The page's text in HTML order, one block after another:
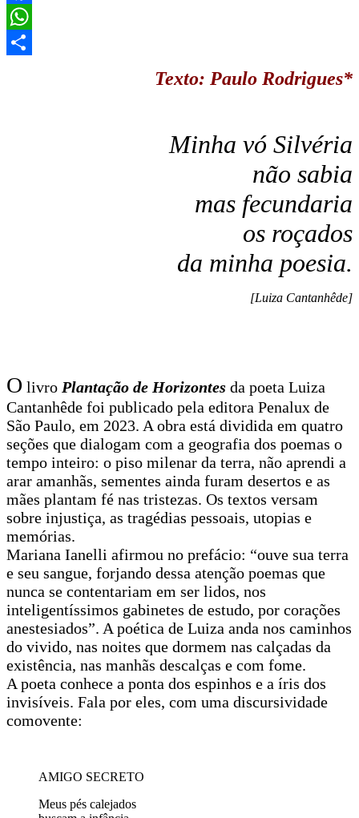
Facebook
WhatsApp
Texto: Paulo Rodrigues*
Minha vó Silvéria
não sabia
mas fecundaria
os roçados
da minha poesia.
[Luiza Cantanhêde]
O livro Plantação de Horizontes da poeta Luiza
Cantanhêde foi publicado pela editora Penalux de
São Paulo, em 2023. A obra está dividida em quatro
seções que dialogam com a geografia dos poemas o
tempo inteiro: o piso milenar da terra, não aprendi a
arar amanhãs, sementes ainda furam desertos e as
mães plantam fé nas tristezas. Os textos versam
sobre injustiça, as tragédias pessoais, utopias e
memórias.
Mariana Ianelli afirmou no prefácio: “ouve sua terra
e seu sangue, forjando dessa atenção poemas que
nunca se contentariam em ser lidos, nos
inteligentíssimos gabinetes de estudo, por corações
anestesiados”. A poética de Luiza anda nos caminhos
do vivido, nas noites que dormem nas calçadas da
existência, nas manhãs descalças e com fome.
A poeta conhece a ponta dos espinhos e a íris dos
invisíveis. Fala por eles, com uma discursividade
comovente:
AMIGO SECRETO
Meus pés calejados